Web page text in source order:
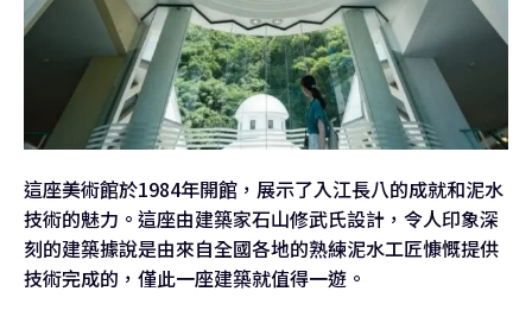
這座美術館於1984年開館，展示了入江長八的成就和泥水
技術的魅力。這座由建築家石山修武氏設計，令人印象深
刻的建築據說是由來自全國各地的熟練泥水工匠慷慨提供
技術完成的，僅此一座建築就值得一遊。